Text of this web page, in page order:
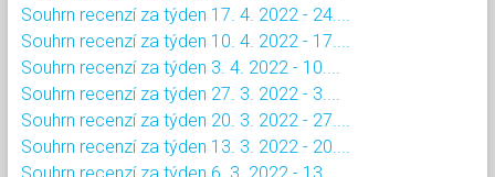
Souhrn recenzí za týden 17. 4. 2022 - 24....
Souhrn recenzí za týden 10. 4. 2022 - 17....
Souhrn recenzí za týden 3. 4. 2022 - 10....
Souhrn recenzí za týden 27. 3. 2022 - 3....
Souhrn recenzí za týden 20. 3. 2022 - 27....
Souhrn recenzí za týden 13. 3. 2022 - 20....
Souhrn recenzí za týden 6. 3. 2022 - 13....